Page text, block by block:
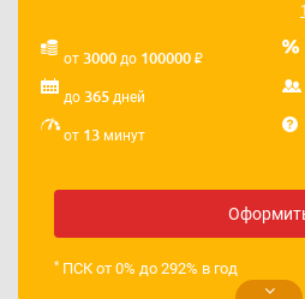
от 3000 до 100000 ₽
до 365 дней
от 13 минут
*ПСК от 0% до 292% в год